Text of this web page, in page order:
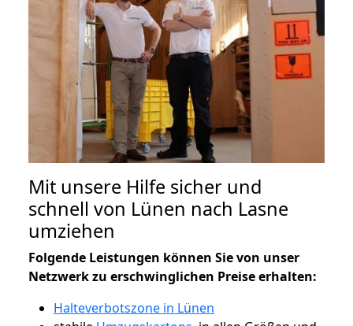
Mit unsere Hilfe sicher und
schnell von Lünen nach Lasne
umziehen
Folgende Leistungen können Sie von unser
Netzwerk zu erschwinglichen Preise erhalten:
Halteverbotszone in Lünen